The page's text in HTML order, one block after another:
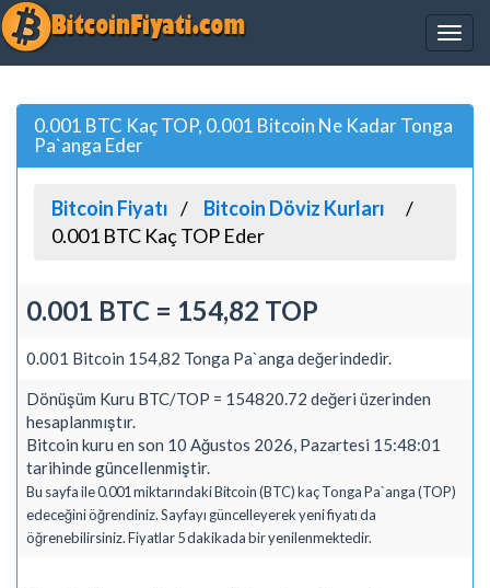
0.001 BTC Kaç TOP, 0.001 Bitcoin Ne Kadar Tonga
Pa`anga Eder
Bitcoin Fiyatı
Bitcoin Döviz Kurları
0.001 BTC Kaç TOP Eder
0.001 BTC = 154,82 TOP
0.001 Bitcoin 154,82 Tonga Pa`anga değerindedir.
Dönüşüm Kuru BTC/TOP = 154820.72 değeri üzerinden
hesaplanmıştır.
Bitcoin kuru en son 10 Ağustos 2026, Pazartesi 15:48:01
tarihinde güncellenmiştir.
Bu sayfa ile 0.001 miktarındaki Bitcoin (BTC) kaç Tonga Pa`anga (TOP)
edeceğini öğrendiniz. Sayfayı güncelleyerek yeni fiyatı da
öğrenebilirsiniz. Fiyatlar 5 dakikada bir yenilenmektedir.